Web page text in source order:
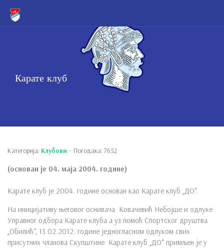
Карате клуб
Категорија: Клубови Погодака: 7652
(основан је 04. маја 2004. године)
Карате клуб је 2004. године основан као Карате клуб „ДО“.
На иницијативу његовог оснивача Ковачевић Небојше и одлуке
Управног одбора Карате клуба а уз помоћ Спортског друштва
„Обилић“, 13.02.2012. године једногласном одлуком свих
присутних чланова Скупштине Карате клуб „ДО“ примљен је у